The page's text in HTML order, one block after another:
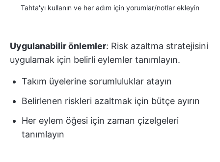
Tahta'yı kullanın ve her adım için yorumlar/notlar ekleyin
Uygulanabilir önlemler: Risk azaltma stratejisini
uygulamak için belirli eylemler tanımlayın.
Takım üyelerine sorumluluklar atayın
Belirlenen riskleri azaltmak için bütçe ayırın
Her eylem öğesi için zaman çizelgeleri
tanımlayın